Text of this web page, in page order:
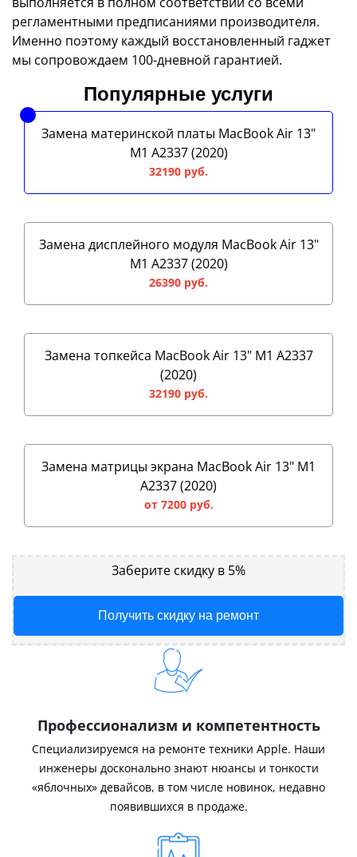
регламентными предписаниями производителя.
Именно поэтому каждый восстановленный гаджет
мы сопровождаем 100-дневной гарантией.
Популярные услуги
Замена материнской платы MacBook Air 13"
M1 A2337 (2020)
32190 руб.
Замена дисплейного модуля MacBook Air 13"
M1 A2337 (2020)
26390 руб.
Замена топкейса MacBook Air 13" M1 A2337
(2020)
32190 руб.
Замена матрицы экрана MacBook Air 13" M1
A2337 (2020)
от 7200 руб.
Заберите скидку в 5%
Получить скидку на ремонт
Профессионализм и компетентность
Специализируемся на ремонте техники Apple. Наши
инженеры досконально знают нюансы и тонкости
«яблочных» девайсов, в том числе новинок, недавно
появившихся в продаже.